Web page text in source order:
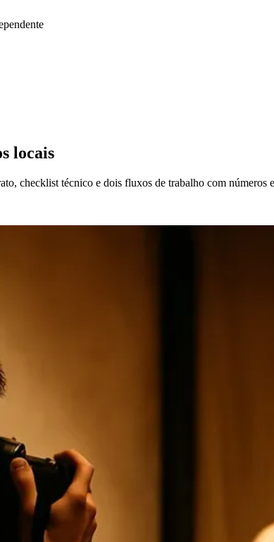
locais
checklist técnico e dois fluxos de trabalho com números